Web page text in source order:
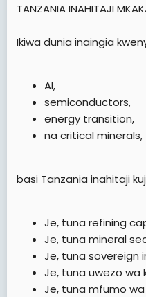
TANZANIA INAHITAJI
Ikiwa dunia inaingia
AI,
semiconductors,
energy transition,
na critical minerals,
basi Tanzania inahitaji
Je, tuna refining
Je, tuna mineral
Je, tuna sovereign
Je, tuna uwezo wa
Je, tuna mfumo wa